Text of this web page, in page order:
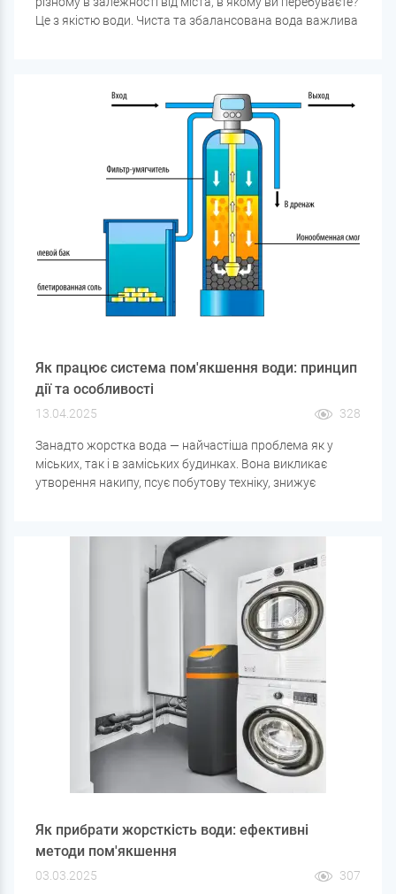
Це з якістю води. Чиста та збалансована вода важлива
викликати і як підібрати правильний догляд.
Як працює система пом'якшення води: принцип
дії та особливості
13.04.2025 328
Занадто жорстка вода — найчастіша проблема як у
міських, так і в заміських будинках. Вона викликає
утворення накипу, псує побутову техніку, знижує
пом'якшення води. У цій статті ми розповімо, як вона
працює, з чого полягає й у чому її переваги.
Як прибрати жорсткість води: ефективні
методи пом'якшення
03.03.2025 307